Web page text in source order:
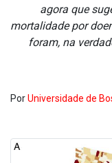
agora que
mortalidade por
foram, na
PorUniversidade de